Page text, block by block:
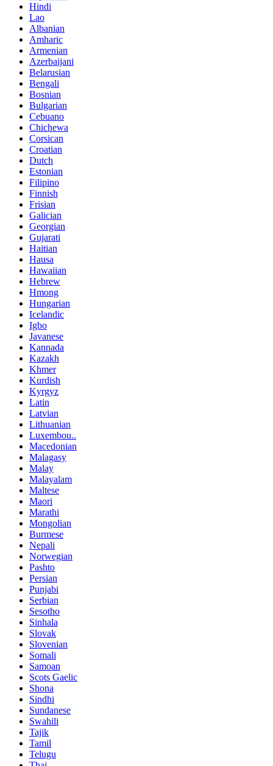
Hindi
Lao
Albanian
Amharic
Armenian
Azerbaijani
Belarusian
Bengali
Bosnian
Bulgarian
Cebuano
Chichewa
Corsican
Croatian
Dutch
Estonian
Filipino
Finnish
Frisian
Galician
Georgian
Gujarati
Haitian
Hausa
Hawaiian
Hebrew
Hmong
Hungarian
Icelandic
Igbo
Javanese
Kannada
Kazakh
Khmer
Kurdish
Kyrgyz
Latin
Latvian
Lithuanian
Luxembou..
Macedonian
Malagasy
Malay
Malayalam
Maltese
Maori
Marathi
Mongolian
Burmese
Nepali
Norwegian
Pashto
Persian
Punjabi
Serbian
Sesotho
Sinhala
Slovak
Slovenian
Somali
Samoan
Scots Gaelic
Shona
Sindhi
Sundanese
Swahili
Tajik
Tamil
Telugu